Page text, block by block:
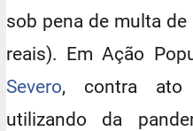
sob pena de multa
reais). Em Ação
Severo, contra ato
utilizando da